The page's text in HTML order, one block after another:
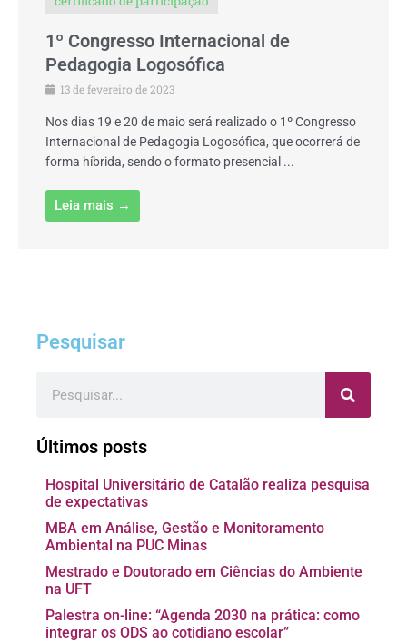
1º Congresso Internacional de
Pedagogia Logosófica
13 de fevereiro de 2023
Nos dias 19 e 20 de maio será realizado o 1º Congresso
Internacional de Pedagogia Logosófica, que ocorrerá de
forma híbrida, sendo o formato presencial ...
Leia mais →
Pesquisar
Últimos posts
Hospital Universitário de Catalão realiza pesquisa
de expectativas
MBA em Análise, Gestão e Monitoramento
Ambiental na PUC Minas
Mestrado e Doutorado em Ciências do Ambiente
na UFT
Palestra on-line: “Agenda 2030 na prática: como
integrar os ODS ao cotidiano escolar”